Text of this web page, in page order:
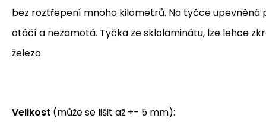
bez roztřepení mnoho kilometrů. Na tyčce upevněná
otáčí a nezamotá. Tyčka ze sklolaminátu, lze lehce
železo.
Velikost (může se lišit až +- 5 mm):